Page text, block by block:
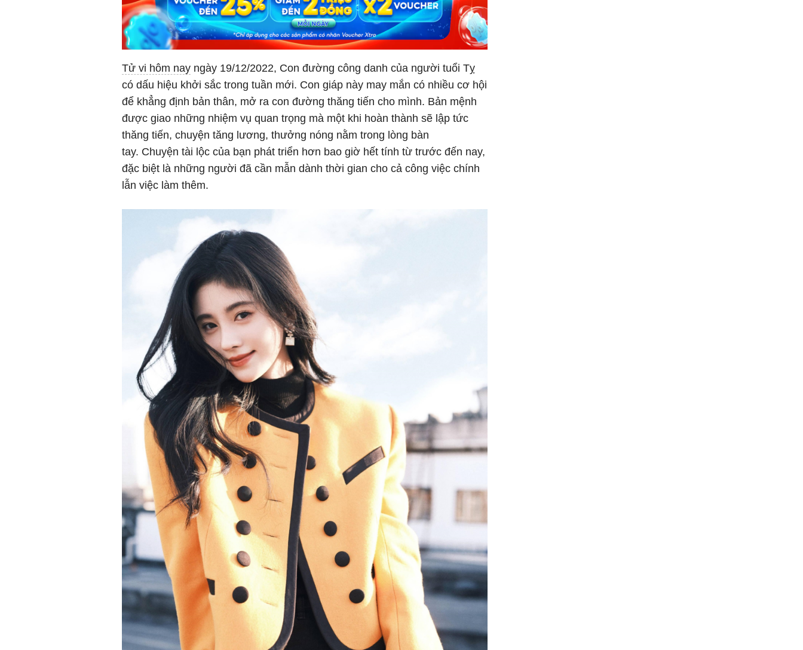
Tử vi hôm nay ngày 19/12/2022, Con đường công danh của người tuổi Tỵ
có dấu hiệu khởi sắc trong tuần mới. Con giáp này may mắn có nhiều cơ hội
để khẳng định bản thân, mở ra con đường thăng tiến cho mình. Bản mệnh
được giao những nhiệm vụ quan trọng mà một khi hoàn thành sẽ lập tức
thăng tiến, chuyện tăng lương, thưởng nóng nằm trong lòng bàn
tay. Chuyện tài lộc của bạn phát triển hơn bao giờ hết tính từ trước đến nay,
đặc biệt là những người đã cần mẫn dành thời gian cho cả công việc chính
lẫn việc làm thêm.